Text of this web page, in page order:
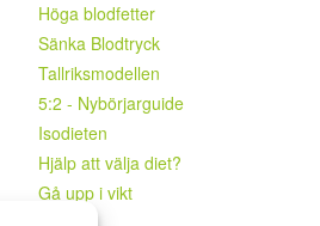
Höga blodfetter
Sänka Blodtryck
Tallriksmodellen
5:2 - Nybörjarguide
Isodieten
Hjälp att välja diet?
Gå upp i vikt